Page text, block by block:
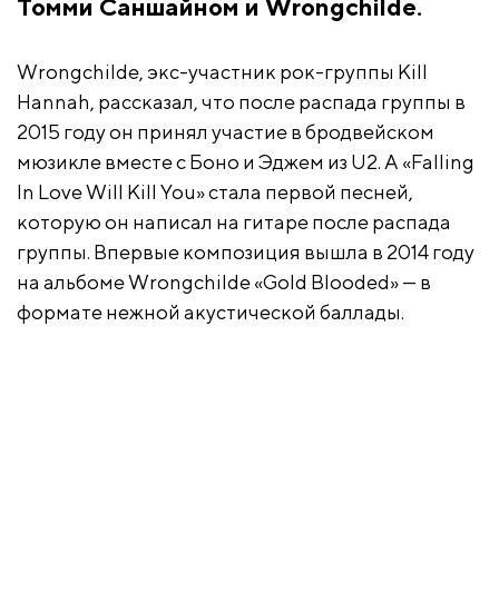
Томми Саншайном и Wrongchilde.
Wrongchilde, экс-участник рок-группы Kill
Hannah, рассказал, что после распада группы в
2015 году он принял участие в бродвейском
мюзикле вместе с Боно и Эджем из U2. А «Falling
In Love Will Kill You» стала первой песней,
которую он написал на гитаре после распада
группы. Впервые композиция вышла в 2014 году
на альбоме Wrongchilde «Gold Blooded» — в
формате нежной акустической баллады.